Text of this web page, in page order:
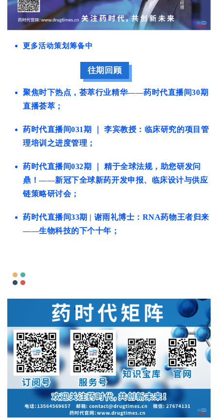
更多活动策划筹备中
往期回顾
聚焦时下热点，荟萃行业精华——药时代直播间30期
直播荟萃；
药时代直播间031期 ｜ 李宾教授：临床研究的项目管
理培训之进度管理；
药时代直播间032期 ｜ 精于全球法规，助您研发问
鼎！——新冠下全球新药开发申报、临床设计与供应
链策略研讨会；
药时代直播间33期 | 谢雨礼博士：RNA药物王者归来
——生物科技的下个十年；